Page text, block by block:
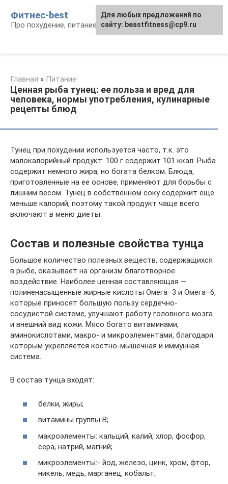
контенту
Фитнес-best
Про похудение, питание и фитнес
Главная » Питание
Ценная рыба тунец: ее польза и вред для
человека, нормы употребления, кулинарные
рецепты блюд
Тунец при похудении используется часто, т.к. это
малокалорийный продукт: 100 г содержит 101 ккал. Рыба
содержит немного жира, но богата белком. Блюда,
приготовленные на ее основе, применяют для борьбы с
лишним весом. Тунец в собственном соку содержит еще
меньше калорий, поэтому такой продукт чаще всего
включают в меню диеты.
Состав и полезные свойства тунца
Большое количество полезных веществ, содержащихся
в рыбе, оказывает на организм благотворное
воздействие. Наиболее ценная составляющая —
полиненасыщенные жирные кислоты Омега–3 и Омега–6,
которые приносят большую пользу сердечно-
сосудистой системе, улучшают работу головного мозга
и внешний вид кожи. Мясо богато витаминами,
аминокислотами, макро- и микроэлементами, благодаря
которым укрепляется костно-мышечная и иммунная
система.
В состав тунца входят:
белки, жиры;
витамины группы B;
макроэлементы: кальций, калий, хлор, фосфор,
сера, натрий, магний;
микроэлементы:- йод, железо, цинк, хром, фтор,
никель, медь, марганец, кобальт;
Для любых предложений по
сайту: beastfitness@cp9.ru